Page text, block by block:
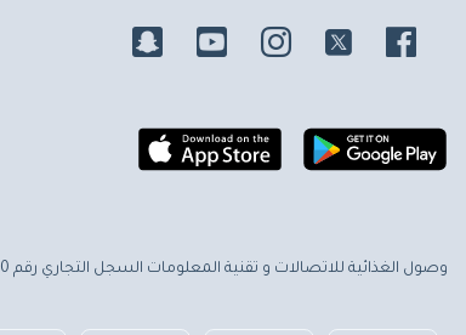
وصول الغذائية للاتصالات و تقنية المعلومات السجل التجاري رقم 2052002870